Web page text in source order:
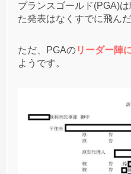
匿名 プランス
プランスゴールドは終わ
1
さすがにむう無理な気
私はあきらめてます。
プランスゴールド(PGA)
た発表はなくすでに飛ん
ただ、PGAのリーダー陣
ようです。